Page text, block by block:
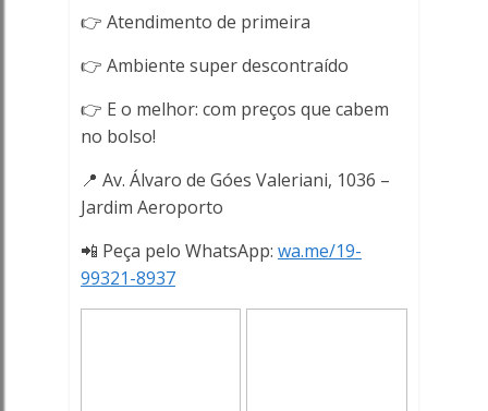
👉 Atendimento de primeira
👉 Ambiente super descontraído
👉 E o melhor: com preços que cabem
no bolso!
📍 Av. Álvaro de Góes Valeriani, 1036 –
Jardim Aeroporto
📲 Peça pelo WhatsApp: wa.me/19-
99321-8937